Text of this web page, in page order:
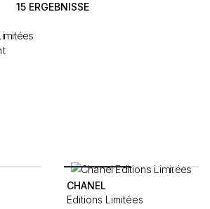
15 ERGEBNISSE
CHANEL
Editions Limitées